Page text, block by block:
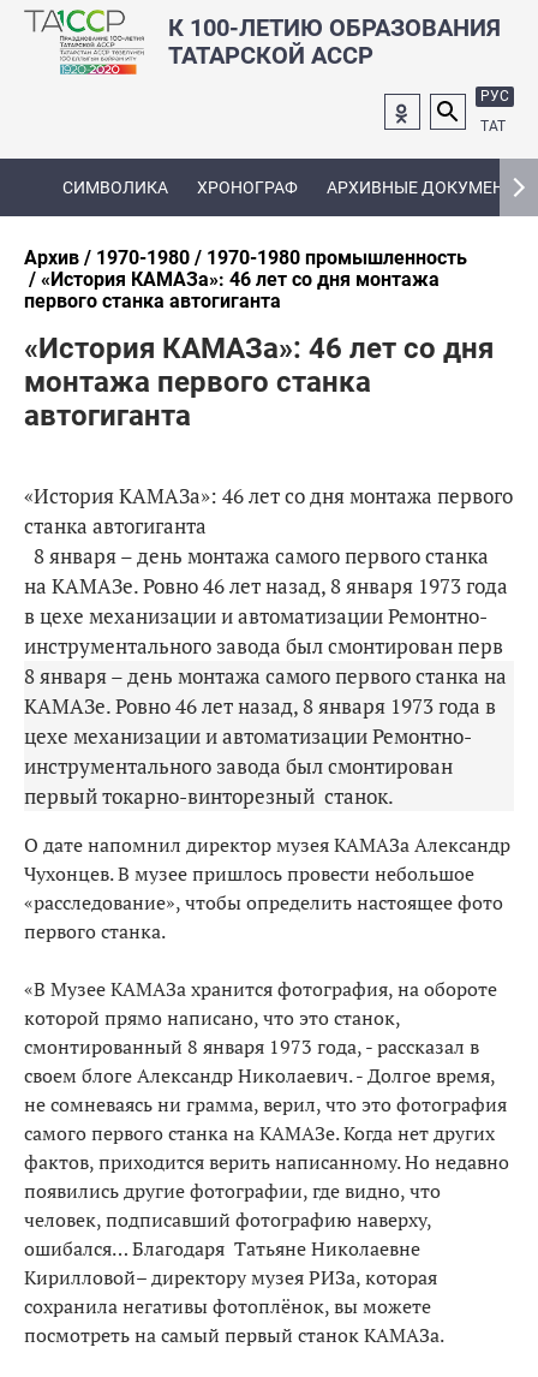
К 100-ЛЕТИЮ ОБРАЗОВАНИЯ
ТАТАРСКОЙ АССР
РУС
ТАТ
СИМВОЛИКА ХРОНОГРАФ АРХИВНЫЕ ДОКУМЕНТЫ
Архив 1970-1980
1970-1980 промышленность
«История КАМАЗа»: 46 лет со дня монтажа
первого станка автогиганта
«История КАМАЗа»: 46 лет со дня
монтажа первого станка
автогиганта
«История КАМАЗа»: 46 лет со дня монтажа первого
станка автогиганта
8 января – день монтажа самого первого станка
на КАМАЗе. Ровно 46 лет назад, 8 января 1973 года
в цехе механизации и автоматизации Ремонтно-
инструментального завода был смонтирован перв
8 января – день монтажа самого первого станка на
КАМАЗе. Ровно 46 лет назад, 8 января 1973 года в
цехе механизации и автоматизации Ремонтно-
инструментального завода был смонтирован
первый токарно-винторезный станок.
О дате напомнил директор музея КАМАЗа Александр
Чухонцев. В музее пришлось провести небольшое
«расследование», чтобы определить настоящее фото
первого станка.
«В Музее КАМАЗа хранится фотография, на обороте
которой прямо написано, что это станок,
смонтированный 8 января 1973 года, - рассказал в
своем блоге Александр Николаевич. - Долгое время,
не сомневаясь ни грамма, верил, что это фотография
самого первого станка на КАМАЗе. Когда нет других
фактов, приходится верить написанному. Но недавно
появились другие фотографии, где видно, что
человек, подписавший фотографию наверху,
ошибался… Благодаря Татьяне Николаевне
Кирилловой– директору музея РИЗа, которая
сохранила негативы фотоплёнок, вы можете
посмотреть на самый первый станок КАМАЗа.